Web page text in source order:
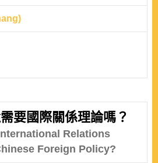
要國際關係理論嗎？
Relations
Foreign Policy?